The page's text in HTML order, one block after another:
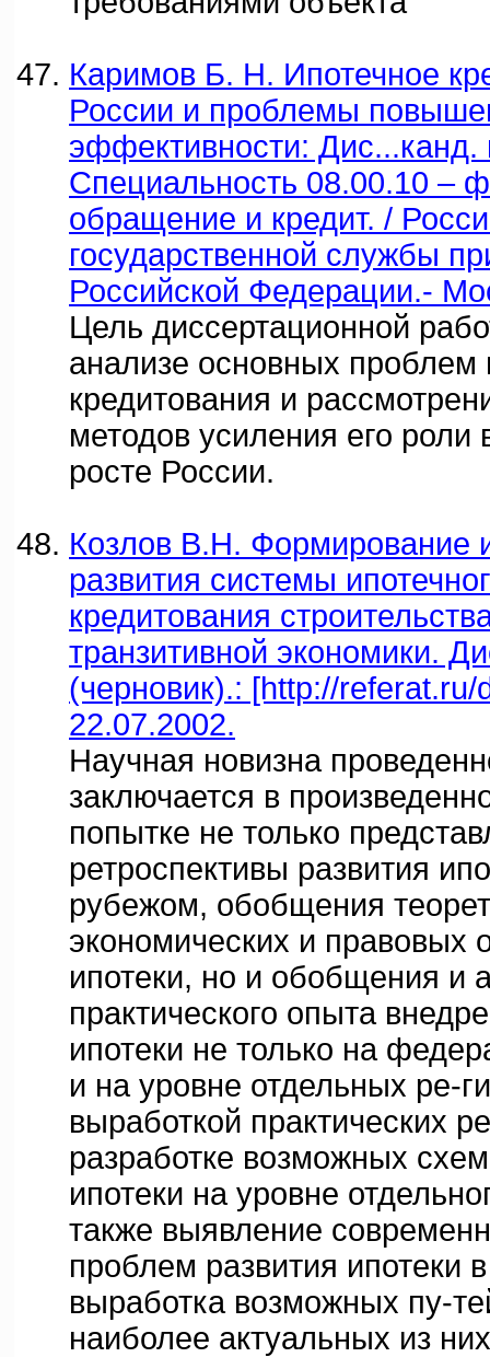
Каримов Б. Н. Ипотечное
России и проблемы
эффективности: Дис...канд.
Специальность 08.00.10 –
обращение и кредит. /
государственной службы
Российской Федерации.-
Цель диссертационной
анализе основных проблем
кредитования и
методов усиления его роли
росте России.
Козлов В.Н. Формирование
развития системы
кредитования
транзитивной экономики.
(черновик).: [http://
22.07.2002.
Научная новизна
заключается в
попытке не только
ретроспективы развития
рубежом, обобщения
экономических и правовых
ипотеки, но и обобщения и
практического опыта
ипотеки не только на
и на уровне отдельных ре-
выработкой практических
разработке возможных
ипотеки на уровне
также выявление
проблем развития ипотеки
выработка возможных пу-
наиболее актуальных из